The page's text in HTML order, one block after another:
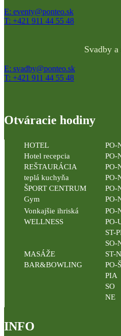
E: eventy@ponteo.sk
T: +421 911 44 55 48
Svadby
E: svadby@ponteo.sk
T: +421 911 44 55 48
Otváracie hodiny
HOTEL PO-
Hotel recepcia
PO-
REŠTAURÁCIA
PO-
teplá kuchyňa
PO-
ŠPORT CENTRUM
PO-
Gym
PO-
Vonkajšie ihriská
PO-
WELLNESS
PO-
ST-
SO-
MASÁŽE
ST-
BAR&BOWLING
PO-
PIA
SO
NE
INFO